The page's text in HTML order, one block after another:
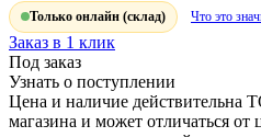
Только онлайн (склад) Что это
Заказ в 1 клик
Под заказ
Узнать о поступлении
Цена и наличие действительна
магазина и может отличаться